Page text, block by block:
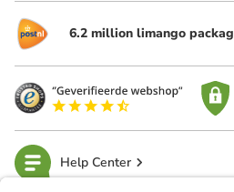
6.2 million limango
Help Center